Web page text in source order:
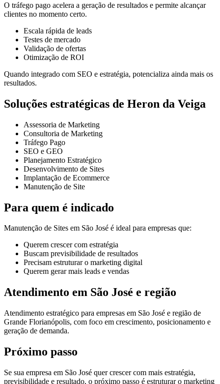
O tráfego pago acelera a geração de resultados e permite alcançar
clientes no momento certo.
Escala rápida de leads
Testes de mercado
Validação de ofertas
Otimização de ROI
Quando integrado com SEO e estratégia, potencializa ainda mais os
resultados.
Soluções estratégicas de Heron da Veiga
Assessoria de Marketing
Consultoria de Marketing
Tráfego Pago
SEO e GEO
Planejamento Estratégico
Desenvolvimento de Sites
Implantação de Ecommerce
Manutenção de Site
Para quem é indicado
Manutenção de Sites em São José é ideal para empresas que:
Querem crescer com estratégia
Buscam previsibilidade de resultados
Precisam estruturar o marketing digital
Querem gerar mais leads e vendas
Atendimento em São José e região
Atendimento estratégico para empresas em São José e região de
Grande Florianópolis, com foco em crescimento, posicionamento e
geração de demanda.
Próximo passo
Se sua empresa em São José quer crescer com mais estratégia,
previsibilidade e resultado, o próximo passo é estruturar o marketing